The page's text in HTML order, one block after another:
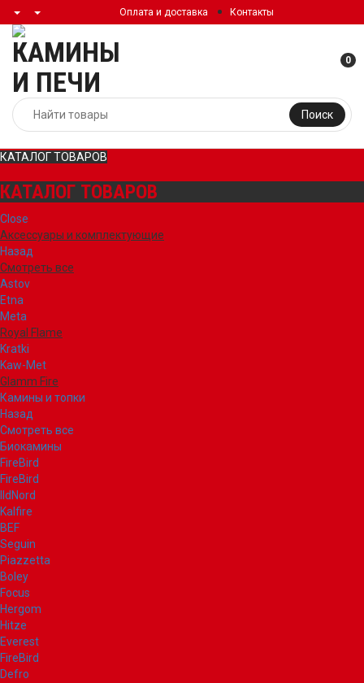
Оплата и доставка Контакты
Поиск
0
КАТАЛОГ ТОВАРОВ
КАТАЛОГ ТОВАРОВ
Close
Аксессуары и комплектующие
Назад
Смотреть все
Astov
Etna
Meta
Royal Flame
Kratki
Kaw-Met
Glamm Fire
Камины и топки
Назад
Смотреть все
Биокамины
FireBird
FireBird
IldNord
Kalfire
BEF
Seguin
Piazzetta
Boley
Focus
Hergom
Hitze
Everest
FireBird
Defro